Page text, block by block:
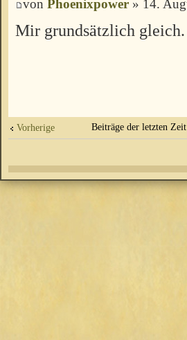
von Phoenixpower » 14.
Mir grundsätzlich
Vorherige Beiträge der letzten